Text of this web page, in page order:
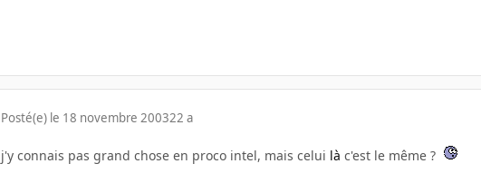
Posté(e) le 18 novembre 200322 a
j'y connais pas grand chose en proco intel, mais celui là c'est le même ?